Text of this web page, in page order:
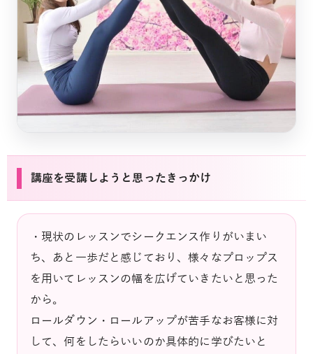
講座を受講しようと思ったきっかけ
・現状のレッスンでシークエンス作りがいまい
ち、あと一歩だと感じており、様々なプロップス
を用いてレッスンの幅を広げていきたいと思った
から。
ロールダウン・ロールアップが苦手なお客様に対
して、何をしたらいいのか具体的に学びたいと